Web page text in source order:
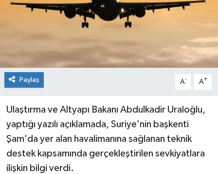
Paylaş A- A+
Ulaştırma ve Altyapı Bakanı Abdulkadir Uraloğlu,
yaptığı yazılı açıklamada, Suriye'nin başkenti
Şam'da yer alan havalimanına sağlanan teknik
destek kapsamında gerçekleştirilen sevkiyatlara
ilişkin bilgi verdi.
Türkiye